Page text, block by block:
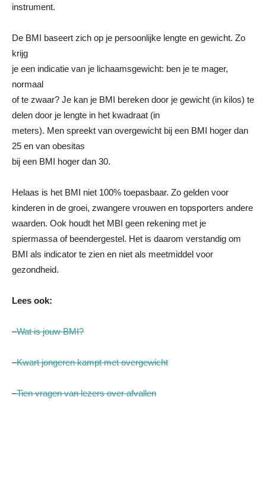
instrument.
De BMI baseert zich op je persoonlijke lengte en gewicht. Zo
krijg
je een indicatie van je lichaamsgewicht: ben je te mager,
normaal
of te zwaar? Je kan je BMI bereken door je gewicht (in kilos) te
delen door je lengte in het kwadraat (in
meters). Men spreekt van overgewicht bij een BMI hoger dan
25 en van obesitas
bij een BMI hoger dan 30.
Helaas is het BMI niet 100% toepasbaar. Zo gelden voor
kinderen in de groei, zwangere vrouwen en topsporters andere
waarden. Ook houdt het MBI geen rekening met je
spiermassa of beendergestel. Het is daarom verstandig om
BMI als indicator te zien en niet als meetmiddel voor
gezondheid.
Lees ook:
–Wat is jouw BMI?
–Kwart jongeren kampt met overgewicht
–Tien vragen van lezers over afvallen